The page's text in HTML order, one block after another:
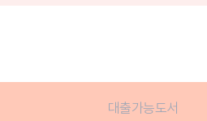
대출가능도서